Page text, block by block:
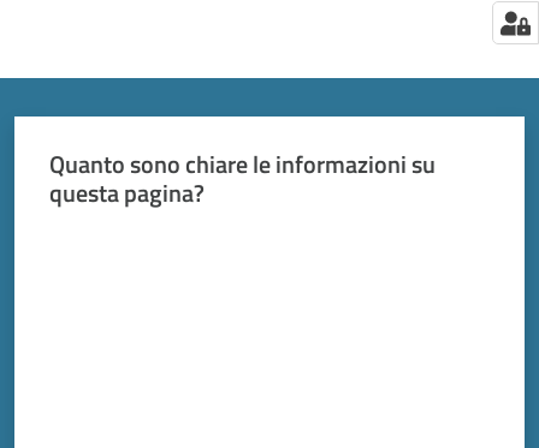
Quanto sono chiare le informazioni su
questa pagina?